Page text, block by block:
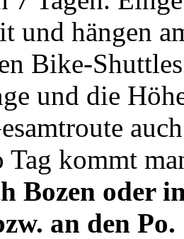
und hängen
Bike-
und die
Tag kommt
Bozen oder
an den Po.